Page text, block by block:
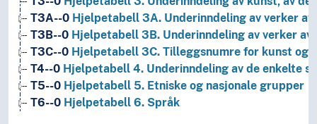
T3A--0 Hjelpetabell 3A. Underinndeling av verker
T3B--0 Hjelpetabell 3B. Underinndeling av verker
T3C--0 Hjelpetabell 3C. Tilleggsnumre for kunst og
T4--0 Hjelpetabell 4. Underinndeling av de enkelte
T5--0 Hjelpetabell 5. Etniske og nasjonale grupper
T6--0 Hjelpetabell 6. Språk